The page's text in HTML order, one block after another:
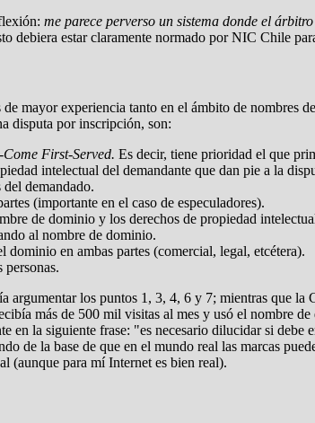
me parece perverso un sistema donde el
debiera estar claramente normado por NIC Chile
mayor experiencia tanto en el ámbito de nombres
disputa por inscripción, son:
First-Served. Es decir, tiene prioridad el que
intelectual del demandante que dan pie a la
del demandado.
(importante en el caso de especuladores).
de dominio y los derechos de propiedad
al nombre de dominio.
dominio en ambas partes (comercial, legal, etcétera).
personas.
argumentar los puntos 1, 3, 4, 6 y 7; mientras que
más de 500 mil visitas al mes y usó el nombre
en la siguiente frase: "es necesario dilucidar si
de la base de que en el mundo real las marcas
(aunque para mí Internet es bien real).